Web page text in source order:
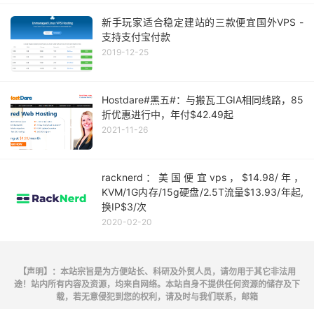
新手玩家适合稳定建站的三款便宜国外VPS -
支持支付宝付款
2019-12-25
Hostdare#黑五#：与搬瓦工GIA相同线路，85
折优惠进行中，年付$42.49起
2021-11-26
racknerd：美国便宜vps，$14.98/年，
KVM/1G内存/15g硬盘/2.5T流量$13.93/年起,
换IP$3/次
2020-02-20
【声明】：本站宗旨是为方便站长、科研及外贸人员，请勿用于其它非法用
途！站内所有内容及资源，均来自网络。本站自身不提供任何资源的储存及下
载，若无意侵犯到您的权利，请及时与我们联系，邮箱